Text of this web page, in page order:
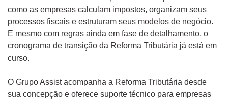
como as empresas calculam impostos, organizam seus
processos fiscais e estruturam seus modelos de negócio.
E mesmo com regras ainda em fase de detalhamento, o
cronograma de transição da Reforma Tributária já está em
curso.
O Grupo Assist acompanha a Reforma Tributária desde
sua concepção e oferece suporte técnico para empresas